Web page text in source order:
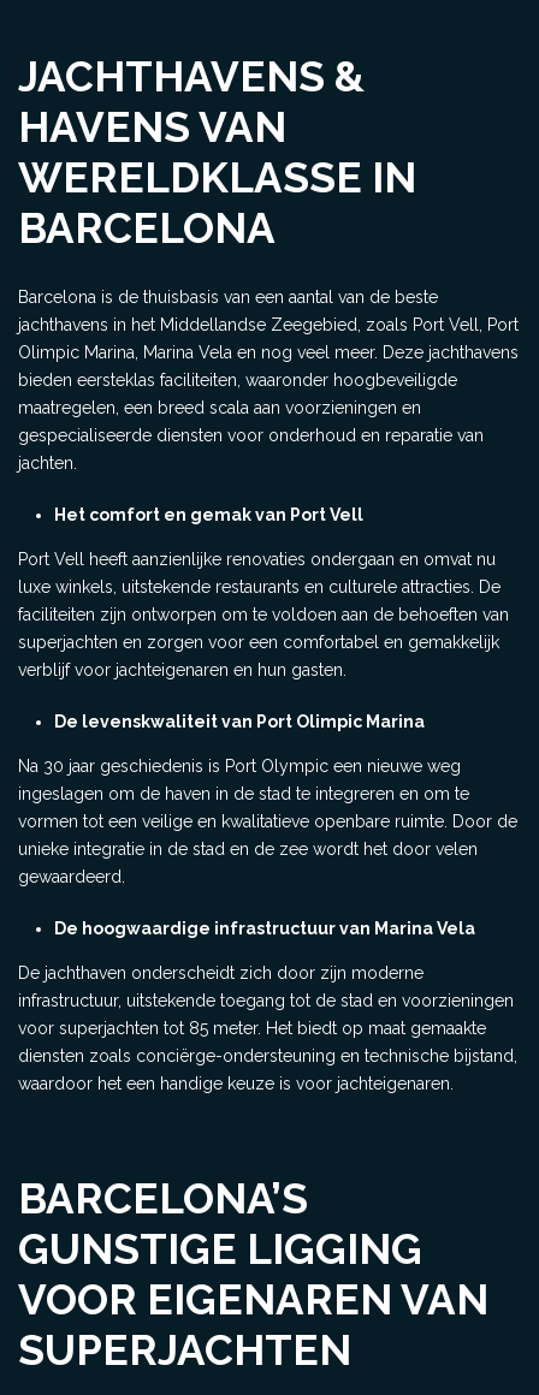
JACHTHAVENS &
HAVENS VAN
WERELDKLASSE IN
BARCELONA
Barcelona is de thuisbasis van een aantal van de beste
jachthavens in het Middellandse Zeegebied, zoals Port Vell, Port
Olimpic Marina, Marina Vela en nog veel meer. Deze jachthavens
bieden eersteklas faciliteiten, waaronder hoogbeveiligde
maatregelen, een breed scala aan voorzieningen en
gespecialiseerde diensten voor onderhoud en reparatie van
jachten.
Het comfort en gemak van Port Vell
Port Vell heeft aanzienlijke renovaties ondergaan en omvat nu
luxe winkels, uitstekende restaurants en culturele attracties. De
faciliteiten zijn ontworpen om te voldoen aan de behoeften van
superjachten en zorgen voor een comfortabel en gemakkelijk
verblijf voor jachteigenaren en hun gasten.
De levenskwaliteit van Port Olimpic Marina
Na 30 jaar geschiedenis is Port Olympic een nieuwe weg
ingeslagen om de haven in de stad te integreren en om te
vormen tot een veilige en kwalitatieve openbare ruimte. Door de
unieke integratie in de stad en de zee wordt het door velen
gewaardeerd.
De hoogwaardige infrastructuur van Marina Vela
De jachthaven onderscheidt zich door zijn moderne
infrastructuur, uitstekende toegang tot de stad en voorzieningen
voor superjachten tot 85 meter. Het biedt op maat gemaakte
diensten zoals conciërge-ondersteuning en technische bijstand,
waardoor het een handige keuze is voor jachteigenaren.
BARCELONA’S
GUNSTIGE LIGGING
VOOR EIGENAREN VAN
SUPERJACHTEN